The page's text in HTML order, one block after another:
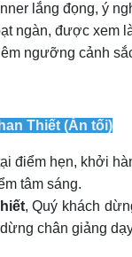
lắng đọng, ý
ngàn, được xem
ngưỡng cảnh
Thiết (Ăn tối)
điểm hẹn, khởi
tâm sáng.
, Quý khách
chân giảng